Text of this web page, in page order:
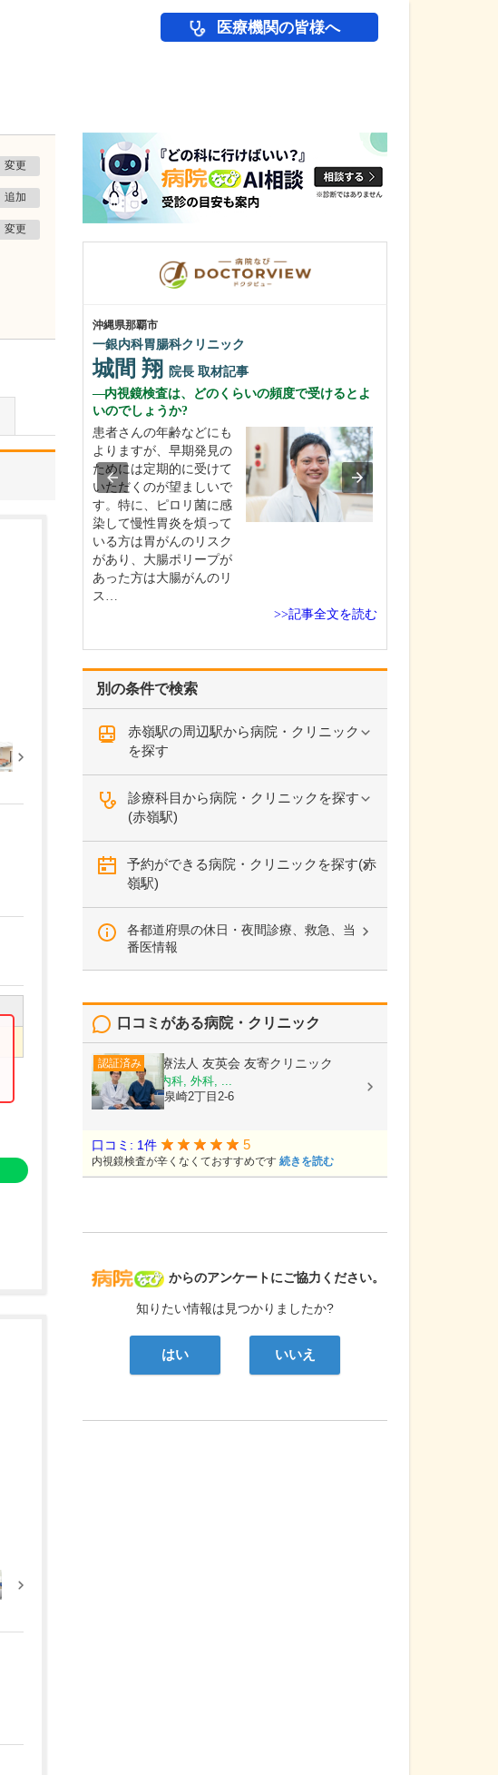
医療機関の皆様へ
変更
追加
変更
別の条件で検索
赤嶺駅の周辺駅から病院・クリニック
を探す
診療科目から病院・クリニックを探す
(赤嶺駅)
予約ができる病院・クリニックを探す(赤
嶺駅)
各都道府県の休日・夜間診療、救急、当
番医情報
病院なび
からのアンケートにご協力ください。
知りたい情報は見つかりましたか?
はい いいえ
口コミがある病院・クリニック
認証済み 医療法人 友英会 友寄クリニック
内科, 消化器内科, 外科, ...
沖縄県那覇市泉崎2丁目2-6
口コミ: 1件 5
内視鏡検査が辛くなくておすすめです 続きを読む
沖縄県那覇市
一銀内科胃腸科クリニック
城間 翔 院長 取材記事
内視鏡検査は、どのくらいの頻度で受けるとよ
いのでしょうか?
患者さんの年齢などにも
よりますが、早期発見の
ためには定期的に受けて
いただくのが望ましいで
す。特に、ピロリ菌に感
染して慢性胃炎を煩って
いる方は胃がんのリスク
があり、大腸ポリープが
あった方は大腸がんのリ
ス…
>>記事全文を読む